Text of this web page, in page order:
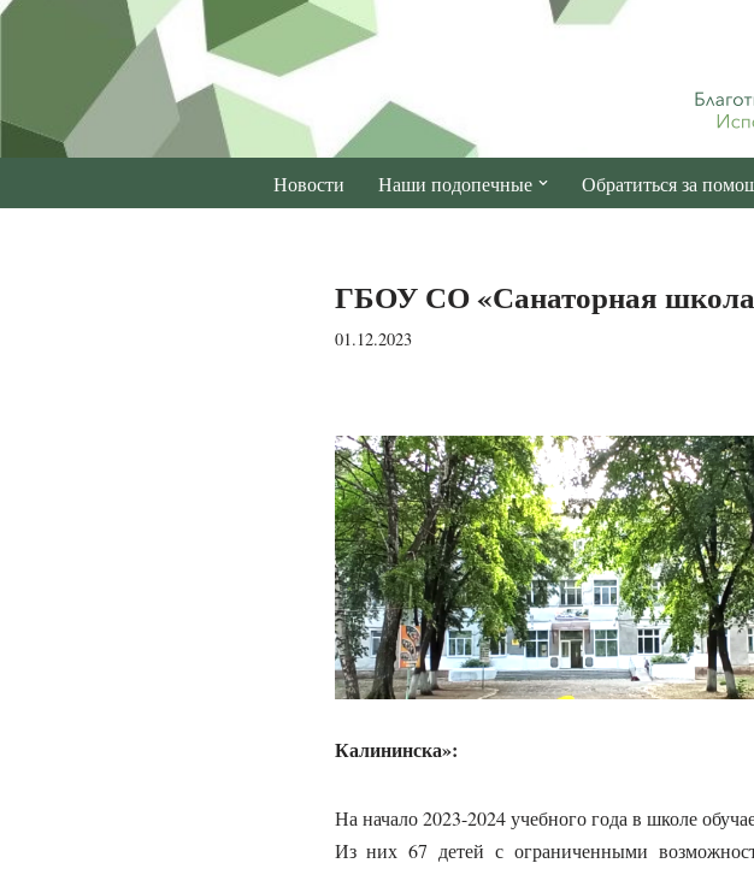
содержимому
Новости Наши подопечные Обратиться за
ГБОУ СО «Санаторная
01.12.2023
Калининска»:
На начало 2023-2024 учебного года в школе
Из них 67 детей с ограниченными